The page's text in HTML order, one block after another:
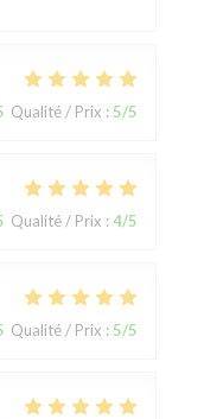
Qualité / Prix : 5/5
Qualité / Prix : 4/5
Qualité / Prix : 5/5